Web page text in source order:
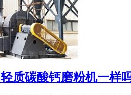
质碳酸钙磨粉机一样